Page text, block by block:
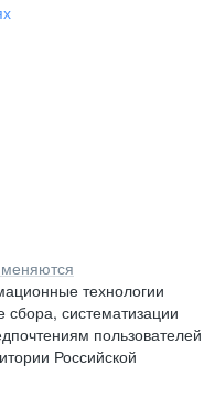
технологии
систематизации
пользователей
Российской